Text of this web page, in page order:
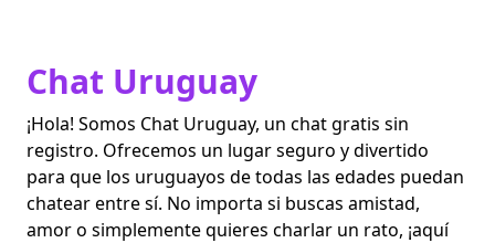
Chat Uruguay
¡Hola! Somos Chat Uruguay, un chat gratis sin
registro. Ofrecemos un lugar seguro y divertido
para que los uruguayos de todas las edades puedan
chatear entre sí. No importa si buscas amistad,
amor o simplemente quieres charlar un rato, ¡aquí